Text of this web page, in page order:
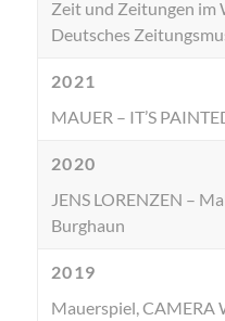
Zeit und Zeitungen im
Deutsches
2021
MAUER – IT’S
2020
JENS LORENZEN –
Burghaun
2019
Mauerspiel, CAMERA